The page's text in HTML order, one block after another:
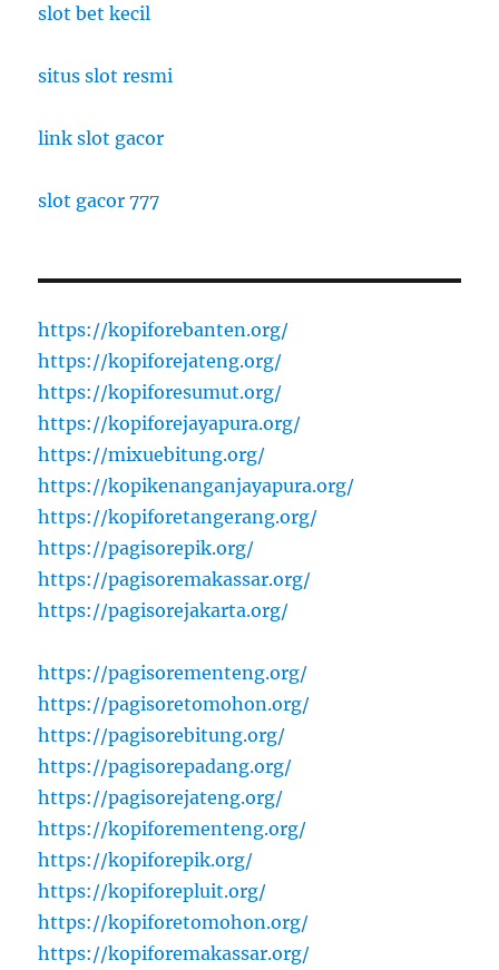
slot bet kecil
situs slot resmi
link slot gacor
slot gacor 777
https://kopiforebanten.org/
https://kopiforejateng.org/
https://kopiforesumut.org/
https://kopiforejayapura.org/
https://mixuebitung.org/
https://kopikenanganjayapura.org/
https://kopiforetangerang.org/
https://pagisorepik.org/
https://pagisoremakassar.org/
https://pagisorejakarta.org/
https://pagisorementeng.org/
https://pagisoretomohon.org/
https://pagisorebitung.org/
https://pagisorepadang.org/
https://pagisorejateng.org/
https://kopiforementeng.org/
https://kopiforepik.org/
https://kopiforepluit.org/
https://kopiforetomohon.org/
https://kopiforemakassar.org/